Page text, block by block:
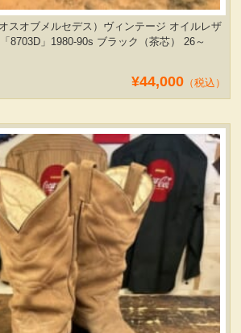
スオブメルセデス）ヴィンテージ オイルレザ
8703D」1980-90s ブラック（茶芯） 26～
¥44,000（税込）